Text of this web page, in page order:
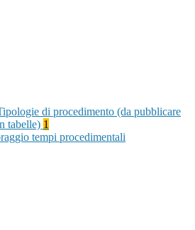
di procedimento (da pubblicare
tabelle) 1
tempi procedimentali